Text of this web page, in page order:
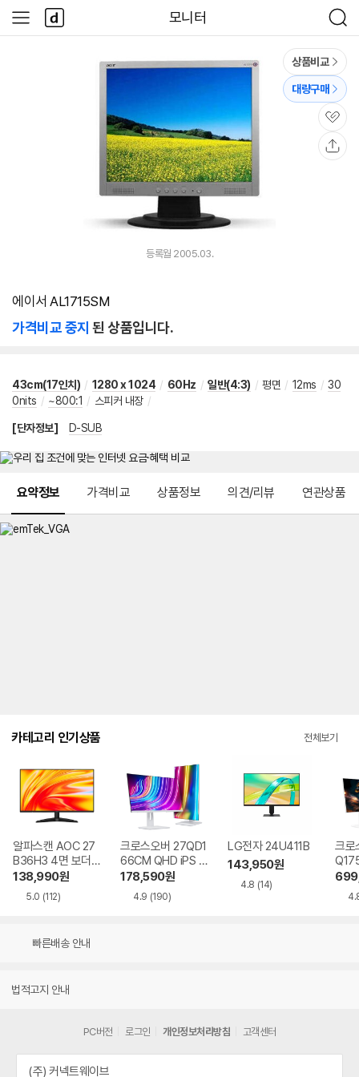
모니터
검
색
사
이
다
나
와
상품비교
대량구매
관
심
등록월 2005.03.
에이서 AL1715SM
가격비교 중지 된 상품입니다.
43cm(17인치) / 1280 x 1024 / 60Hz / 일반(4:3) / 평면 / 12ms / 30
0nits / ~800:1 / 스피커 내장 /
[단자정보] D-SUB
요약정보 가격비교 상품정보 의견/리뷰 연관상품
카테고리 인기상품 전체보기
알파스캔 AOC 27
B36H3 4면 보더리
스 IPS 120 시력보
호 무결점
138,990원
5.0 (112)
크로스오버 27QD1
66CM QHD iPS U
SB-C 화이트 Ai 멀
티스탠드
178,590원
4.9 (190)
LG전자 24U411B
143,950원
4.8 (14)
크로
Ai
빠른배송 안내
법적고지 안내
PC버전 로그인 개인정보처리방침 고객센터
(주) 커넥트웨이브